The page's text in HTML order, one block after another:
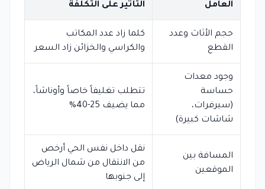
العامل التأثير على التكلفة
حجم الأثاث وعدد
القطع
كلما زاد عدد المكاتب
والكراسي والخزائن زاد السعر
وجود معدات
حساسة
(سيرفرات،
شاشات كبيرة)
تتطلب تغليفاً خاصاً وأوناشاً،
مما يضيف 25-40%
المسافة بين
الموقعين
نقل داخل نفس الحي أرخص
من الانتقال من شمال الرياض
إلى جنوبها